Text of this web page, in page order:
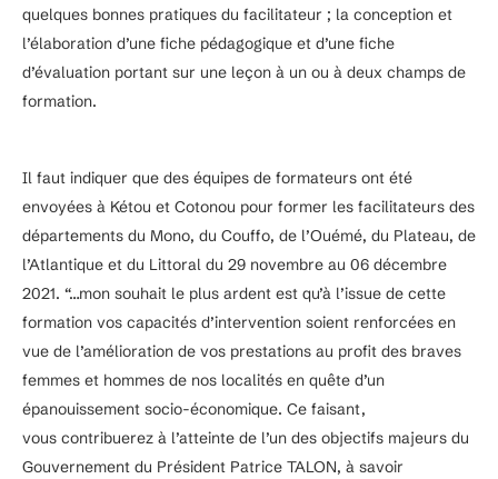
quelques bonnes pratiques du facilitateur ; la conception et
l’élaboration d’une fiche pédagogique et d’une fiche
d’évaluation portant sur une leçon à un ou à deux champs de
formation.
Il faut indiquer que des équipes de formateurs ont été
envoyées à Kétou et Cotonou pour former les facilitateurs des
départements du Mono, du Couffo, de l’Ouémé, du Plateau, de
l’Atlantique et du Littoral du 29 novembre au 06 décembre
2021. “…mon souhait le plus ardent est qu’à l’issue de cette
formation vos capacités d’intervention soient renforcées en
vue de l’amélioration de vos prestations au profit des braves
femmes et hommes de nos localités en quête d’un
épanouissement socio-économique. Ce faisant,
vous contribuerez à l’atteinte de l’un des objectifs majeurs du
Gouvernement du Président Patrice TALON, à savoir